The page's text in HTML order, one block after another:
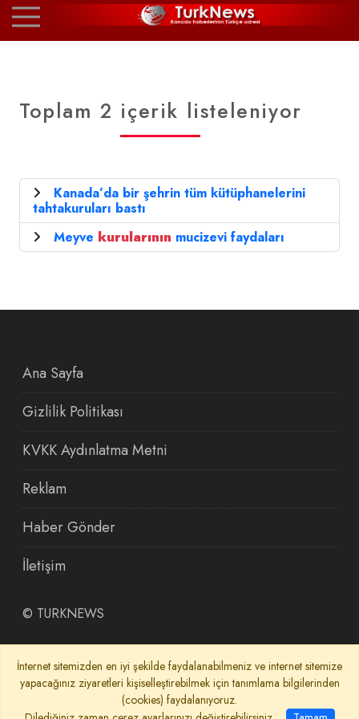
Toplam 2 içerik listeleniyor
Kanada’da bir şehrin tüm kütüphanelerini
tahtakuruları bastı
Meyve kurularının mucizevi faydaları
Ana Sayfa
Gizlilik Politikası
KVKK Aydınlatma Metni
Reklam
Haber Gönder
İletişim
© TURKNEWS
İnternet sitemizden en iyi şekilde faydalanabilmeniz ve internet sitemize
yapacağınız ziyaretleri kişiselleştirebilmek için tanımlama bilgilerinden
(cookies) faydalanıyoruz.